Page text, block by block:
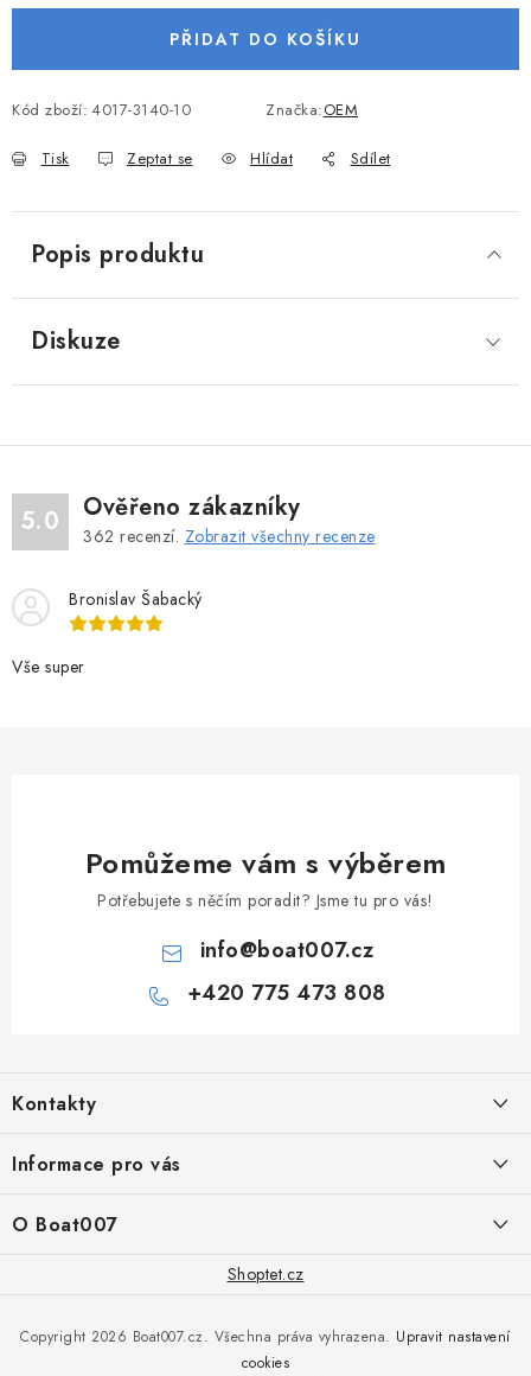
PŘÍSLUŠENSTVÍ K MOTORŮM
PŘÍVĚSY K LODÍM
ZNAČKY
Doprava a platba
PŘIDAT DO KOŠÍKU
Kód zboží: 4017-3140-10 Značka:OEM
Tisk Zeptat se Hlídat Sdílet
Popis produktu
Diskuze
5.0 Ověřeno zákazníky
362 recenzí. Zobrazit všechny recenze
Bronislav Šabacký
Vše super
Pomůžeme vám s výběrem
Potřebujete s něčím poradit? Jsme tu pro vás!
info@boat007.cz
+420 775 473 808
p
a
Kontakty
+420 775 473 808
PŘÍJEM/VÝDEJ/SERVIS zakázek
Informace pro vás
Obchodní podmínky
O Boat007
Shoptet.cz
Copyright 2026 Boat007.cz. Všechna práva vyhrazena. Upravit nastavení
cookies